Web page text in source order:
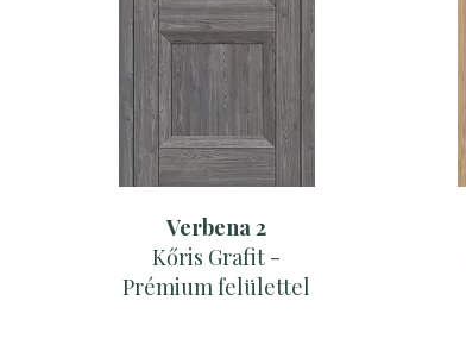
Verbena 2
Kőris Grafit -
Prémium felülettel